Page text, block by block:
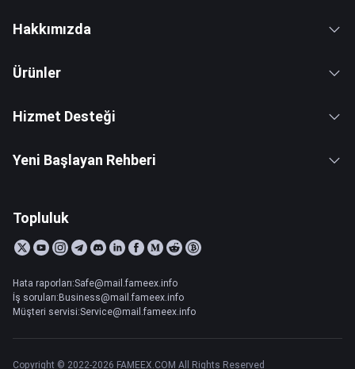
Hakkımızda
Ürünler
Hizmet Desteği
Yeni Başlayan Rehberi
Topluluk
Hata raporları:Safe@mail.fameex.info
İş soruları:Business@mail.fameex.info
Müşteri servisi:Service@mail.fameex.info
Copyright © 2022-2026 FAMEEX.COM All Rights Reserved